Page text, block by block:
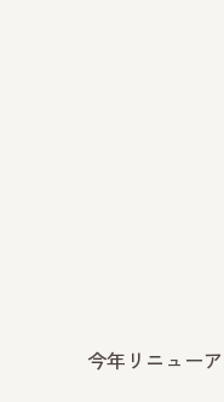
今年リニュー